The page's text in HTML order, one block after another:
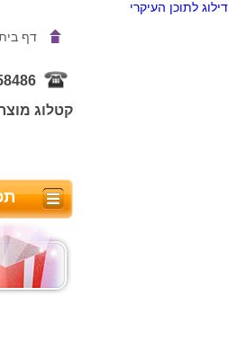
דילוג לתוכן העיקרי
דף
קטלוג מוצרים